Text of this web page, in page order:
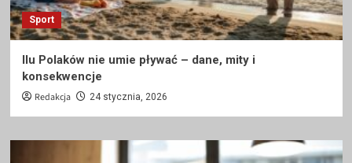
Sport
Ilu Polaków nie umie pływać – dane, mity i
konsekwencje
Redakcja 24 stycznia, 2026